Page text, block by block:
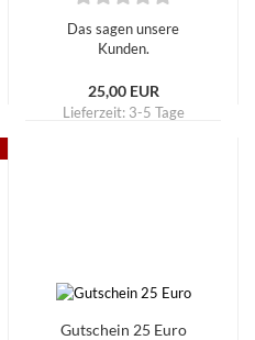
Das sagen unsere
Kunden.
25,00 EUR
Lieferzeit: 3-5 Tage
Gutschein 25 Euro